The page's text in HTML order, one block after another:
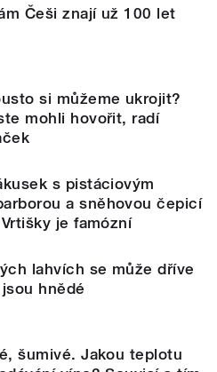
Češi znají už 100 let
si můžeme ukrojit?
mohli hovořit, radí
s pistáciovým
a sněhovou čepicí
je famózní
lahvích se může dříve
hnědé
šumivé. Jakou teplotu